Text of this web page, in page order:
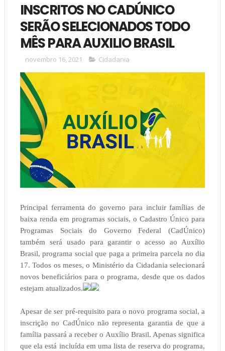
INSCRITOS NO CADÚNICO
SERÃO SELECIONADOS TODO
MÊS PARA AUXILIO BRASIL
novembro 16, 2021 Cidadania
Principal ferramenta do governo para incluir famílias de
baixa renda em programas sociais, o Cadastro Único para
Programas Sociais do Governo Federal (CadÚnico)
também será usado para garantir o acesso ao Auxílio
Brasil, programa social que paga a primeira parcela no dia
17. Todos os meses, o Ministério da Cidadania selecionará
novos beneficiários para o programa, desde que os dados
estejam atualizados.
Apesar de ser pré-requisito para o novo programa social, a
inscrição no CadÚnico não representa garantia de que a
família passará a receber o Auxílio Brasil. Apenas significa
que ela está incluída em uma lista de reserva do programa,